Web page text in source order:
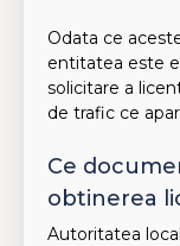
Odata ce
entitatea este
solicitare a
de trafic ce
Ce
obtinerea
Autoritatea